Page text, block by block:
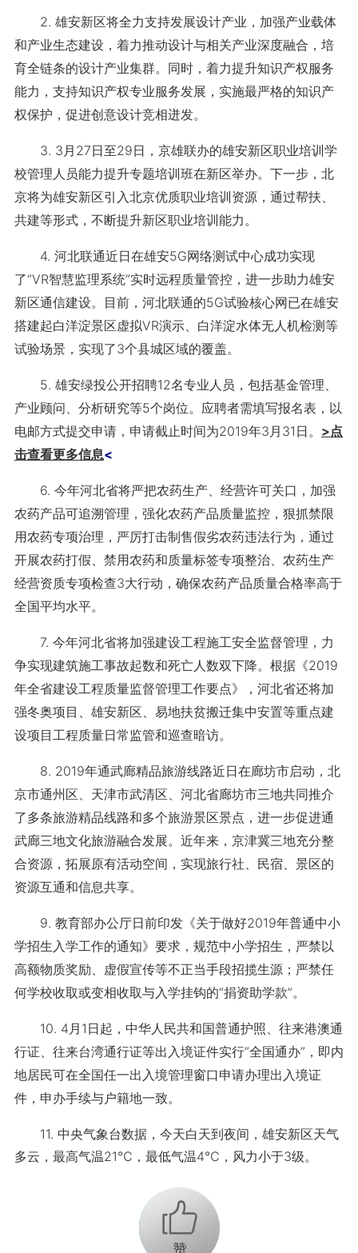
2. 雄安新区将全力支持发展设计产业，加强产业载体
和产业生态建设，着力推动设计与相关产业深度融合，培
育全链条的设计产业集群。同时，着力提升知识产权服务
能力，支持知识产权专业服务发展，实施最严格的知识产
权保护，促进创意设计竞相迸发。
3. 3月27日至29日，京雄联办的雄安新区职业培训学
校管理人员能力提升专题培训班在新区举办。下一步，北
京将为雄安新区引入北京优质职业培训资源，通过帮扶、
共建等形式，不断提升新区职业培训能力。
4. 河北联通近日在雄安5G网络测试中心成功实现
了“VR智慧监理系统”实时远程质量管控，进一步助力雄安
新区通信建设。目前，河北联通的5G试验核心网已在雄安
搭建起白洋淀景区虚拟VR演示、白洋淀水体无人机检测等
试验场景，实现了3个县城区域的覆盖。
5. 雄安绿投公开招聘12名专业人员，包括基金管理、
产业顾问、分析研究等5个岗位。应聘者需填写报名表，以
电邮方式提交申请，申请截止时间为2019年3月31日。 >点
击查看更多信息<
6. 今年河北省将严把农药生产、经营许可关口，加强
农药产品可追溯管理，强化农药产品质量监控，狠抓禁限
用农药专项治理，严厉打击制售假劣农药违法行为，通过
开展农药打假、禁用农药和质量标签专项整治、农药生产
经营资质专项检查3大行动，确保农药产品质量合格率高于
全国平均水平。
7. 今年河北省将加强建设工程施工安全监督管理，力
争实现建筑施工事故起数和死亡人数双下降。根据《2019
年全省建设工程质量监督管理工作要点》，河北省还将加
强冬奥项目、雄安新区、易地扶贫搬迁集中安置等重点建
设项目工程质量日常监管和巡查暗访。
8. 2019年通武廊精品旅游线路近日在廊坊市启动，北
京市通州区、天津市武清区、河北省廊坊市三地共同推介
了多条旅游精品线路和多个旅游景区景点，进一步促进通
武廊三地文化旅游融合发展。近年来，京津冀三地充分整
合资源，拓展原有活动空间，实现旅行社、民宿、景区的
资源互通和信息共享。
9. 教育部办公厅日前印发《关于做好2019年普通中小
学招生入学工作的通知》要求，规范中小学招生，严禁以
高额物质奖励、虚假宣传等不正当手段招揽生源；严禁任
何学校收取或变相收取与入学挂钩的“捐资助学款”。
10. 4月1日起，中华人民共和国普通护照、往来港澳通
行证、往来台湾通行证等出入境证件实行“全国通办”，即内
地居民可在全国任一出入境管理窗口申请办理出入境证
件，申办手续与户籍地一致。
11. 中央气象台数据，今天白天到夜间，雄安新区天气
多云，最高气温21℃，最低气温4℃，风力小于3级。
+1